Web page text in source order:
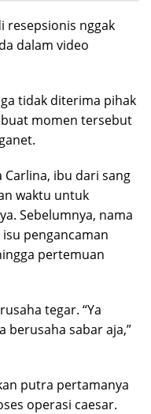
resepsionis nggak
dalam video
tidak diterima pihak
momen tersebut
Carlina, ibu dari sang
waktu untuk
Sebelumnya, nama
pengancaman
pertemuan
tegar. “Ya
berusaha sabar aja,”
putra pertamanya
operasi caesar.